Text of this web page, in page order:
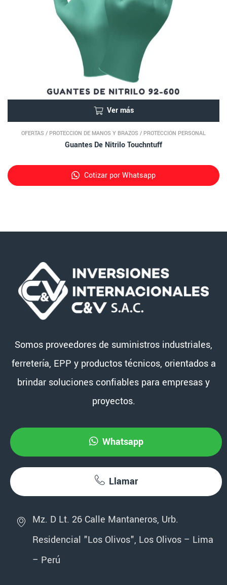
Ver más
OFERTAS / PROTECCIÓN DE MANOS Y BRAZOS / PROTECCIÓN PERSONAL
Guantes De Nitrilo Touchntuff
Cotizar por Whatsapp
Somos proveedores de suministros industriales,
ferretería, EPP y productos técnicos, orientados a
brindar soluciones confiables para empresas y
proyectos.
Whatsapp
Llamar
Mz. D Lt. 26 Calle Mantaneros, Urb.
Residencial "Los Olivos", Los Olivos – Lima
– Perú